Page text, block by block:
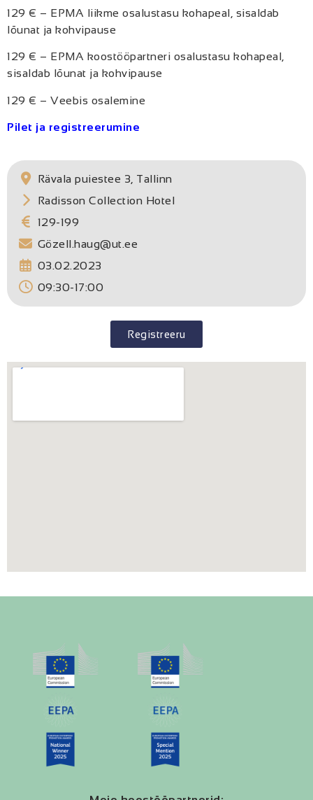
129 € – EPMA liikme osalustasu kohapeal, sisaldab
lõunat ja kohvipause
129 € – EPMA koostööpartneri osalustasu kohapeal,
sisaldab lõunat ja kohvipause
129 € – Veebis osalemine
Pilet ja registreerumine
Rävala puiestee 3, Tallinn
Radisson Collection Hotel
129-199
Gözell.haug@ut.ee
03.02.2023
09:30-17:00
Registreeru